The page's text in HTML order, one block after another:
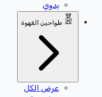
يدوي
طواحين القهوة
عرض الكل